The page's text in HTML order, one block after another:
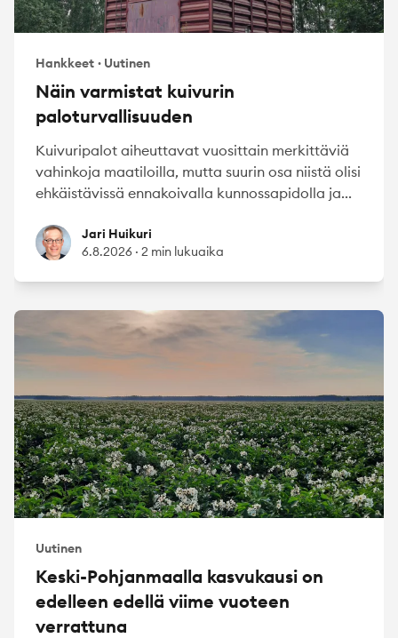
Hankkeet · Uutinen
Näin varmistat kuivurin
paloturvallisuuden
Kuivuripalot aiheuttavat vuosittain merkittäviä
vahinkoja maatiloilla, mutta suurin osa niistä olisi
ehkäistävissä ennakoivalla kunnossapidolla ja...
Jari HuikuriJari Huikuri
6.8.2026 · 2 min lukuaika
Uutinen
Keski-Pohjanmaalla kasvukausi on
edelleen edellä viime vuoteen
verrattuna